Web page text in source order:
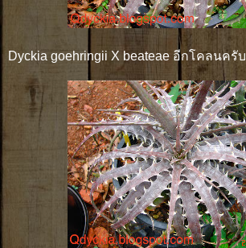
Dyckia goehringii X beateae อีกโคลนครับ